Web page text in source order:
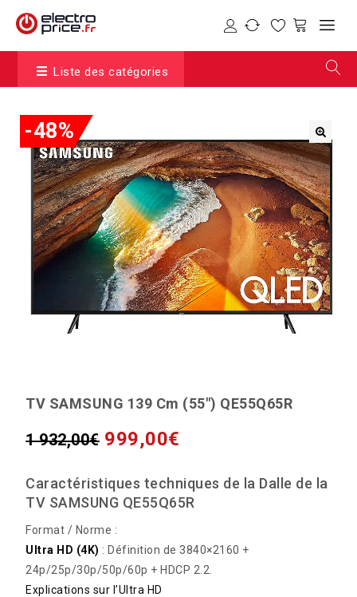
Liste des catégories
-48%
TV SAMSUNG 139 Cm (55″) QE55Q65R
1 932,00€ 999,00€
Caractéristiques techniques de la Dalle de la
TV SAMSUNG QE55Q65R
Format / Norme :
Ultra HD (4K) : Définition de 3840×2160 +
24p/25p/30p/50p/60p + HDCP 2.2.
Explications sur l’Ultra HD